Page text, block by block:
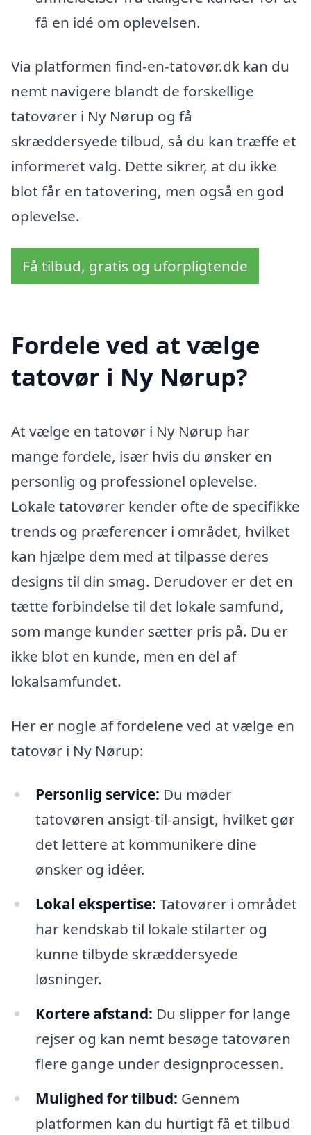
få en idé om oplevelsen.
Via platformen find-en-tatovør.dk kan du
nemt navigere blandt de forskellige
tatovører i Ny Nørup og få
skræddersyede tilbud, så du kan træffe et
informeret valg. Dette sikrer, at du ikke
blot får en tatovering, men også en god
oplevelse.
Få tilbud, gratis og uforpligtende
Fordele ved at vælge
tatovør i Ny Nørup?
At vælge en tatovør i Ny Nørup har
mange fordele, især hvis du ønsker en
personlig og professionel oplevelse.
Lokale tatovører kender ofte de specifikke
trends og præferencer i området, hvilket
kan hjælpe dem med at tilpasse deres
designs til din smag. Derudover er det en
tætte forbindelse til det lokale samfund,
som mange kunder sætter pris på. Du er
ikke blot en kunde, men en del af
lokalsamfundet.
Her er nogle af fordelene ved at vælge en
tatovør i Ny Nørup:
Personlig service: Du møder
tatovøren ansigt-til-ansigt, hvilket gør
det lettere at kommunikere dine
ønsker og idéer.
Lokal ekspertise: Tatovører i området
har kendskab til lokale stilarter og
kunne tilbyde skræddersyede
løsninger.
Kortere afstand: Du slipper for lange
rejser og kan nemt besøge tatovøren
flere gange under designprocessen.
Mulighed for tilbud: Gennem
platformen kan du hurtigt få et tilbud